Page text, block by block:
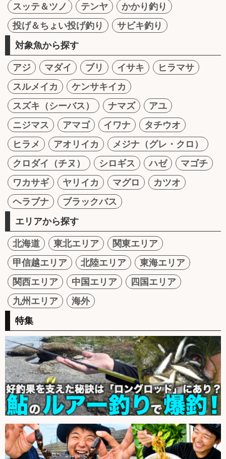
スッテ＆ツノ
テンヤ
かかり釣り
投げ＆ちょい投げ釣り
サビキ釣り
対象魚から探す
アジ マダイ ブリ イサキ
ヒラマサ
スルメイカ
ケンサキイカ
スズキ（シーバス）
ナマズ
アユ
ニジマス
アマゴ イワナ
タチウオ
ヒラメ
アオリイカ
メジナ（グレ・クロ）
クロダイ（チヌ）
シロギス ハゼ
マゴチ
ワカサギ
ヤリイカ マグロ
カツオ
ヘラブナ
ブラックバス
エリアから探す
北海道 東北エリア
関東エリア
甲信越エリア
北陸エリア
東海エリア
関西エリア
中国エリア
四国エリア
九州エリア
海外
特集